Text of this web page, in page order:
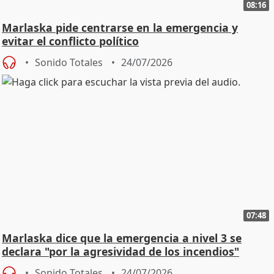
08:16
Marlaska pide centrarse en la emergencia y
evitar el conflicto político
Sonido Totales 24/07/2026
07:48
Marlaska dice que la emergencia a nivel 3 se
declara "por la agresividad de los incendios"